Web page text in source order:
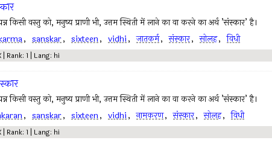
किसी वस्तु को, मनुष्य प्राणी भी, उत्तम स्थिती में लाने का वा करने का अर्थ ’संस्कार’ है।
, sanskar, sixteen, vidhi, जातकर्म, संस्कार, सोलह, विधी
| Rank: 1 | Lang: hi
किसी वस्तु को, मनुष्य प्राणी भी, उत्तम स्थिती में लाने का वा करने का अर्थ ’संस्कार’ है।
, sanskar, sixteen, vidhi, नामकरण, संस्कार, सोलह, विधी
| Rank: 1 | Lang: hi